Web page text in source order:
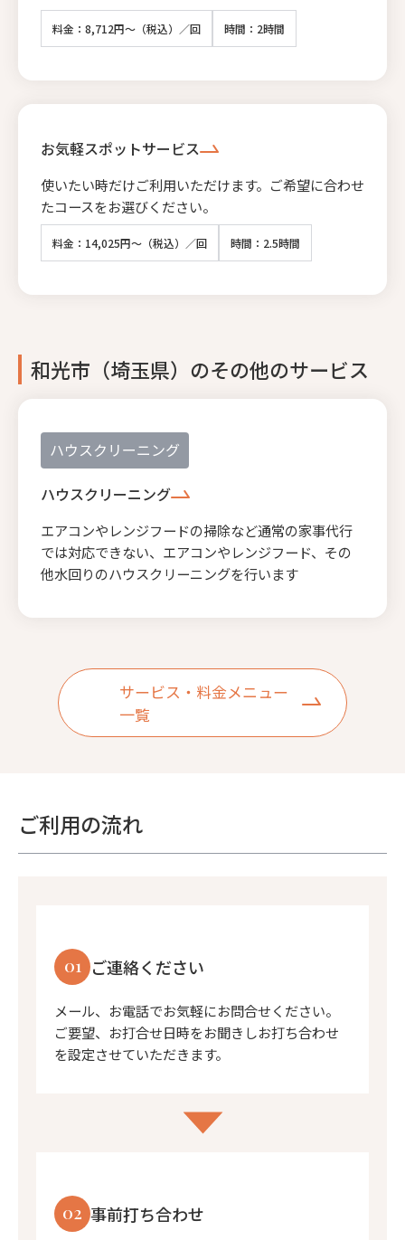
料金：8,712円～（税込）／回 時間：2時間
お気軽スポットサービス
使いたい時だけご利用いただけます。ご希望に合わせ
たコースをお選びください。
料金：14,025円～（税込）／回 時間：2.5時間
和光市（埼玉県）のその他のサービス
ハウスクリーニング
ハウスクリーニング
エアコンやレンジフードの掃除など通常の家事代行
では対応できない、エアコンやレンジフード、その
他水回りのハウスクリーニングを行います
サービス・料金メニュー
一覧
ご利用の流れ
01 ご連絡ください
メール、お電話でお気軽にお問合せください。
ご要望、お打合せ日時をお聞きしお打ち合わせ
を設定させていただきます。
02 事前打ち合わせ